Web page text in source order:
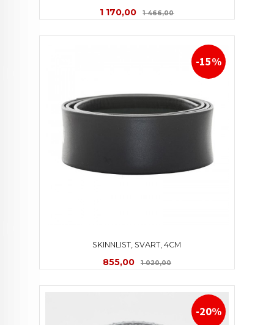
Tilbud
1 170,00 1 466,00Rabatt
SKINNLIST, SVART, 4CM
Tilbud
855,00 1 020,00Rabatt
-15%
-20%